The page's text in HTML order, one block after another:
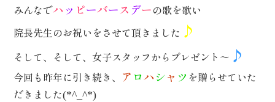
みんなでハ ッ ピーバース デーの歌を歌い
院長先生のお祝いをさせて頂きました ♪
そして、そして、女子スタッフからプレゼント～ ♪
今回も昨年に引き続き、 アロハシャ ツ を贈らせていた
だきました(*^_^*)